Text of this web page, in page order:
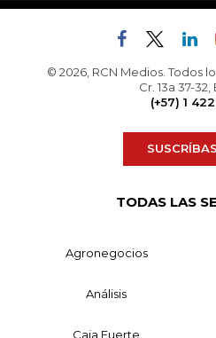
© 2026, RCN Medios. Todos
Cr. 13a 37-
(+57) 1
TODAS LAS
Agronegocios
Análisis
Caja Fuerte